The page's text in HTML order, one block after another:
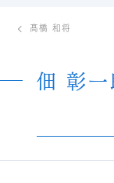
髙橋 和将
佃 彰一